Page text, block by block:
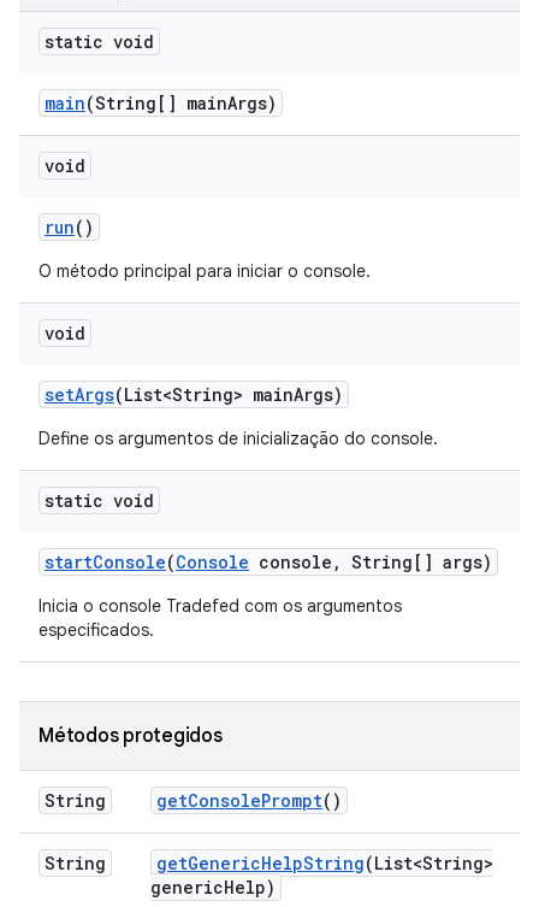
static void
main(String[] mainArgs)
void
run()
O método principal para iniciar o console.
void
setArgs(List<String> mainArgs)
Define os argumentos de inicialização do console.
static void
startConsole(Console console , String[] args)
Inicia o console Tradefed com os argumentos
especificados.
Métodos protegidos
String getConsolePrompt()
String getGenericHelpString(List<String>
genericHelp)